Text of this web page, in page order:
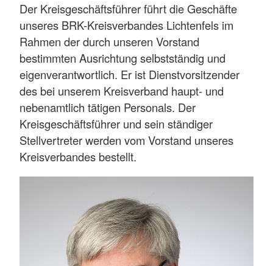
Der Kreisgeschäftsführer führt die Geschäfte
unseres BRK-Kreisverbandes Lichtenfels im
Rahmen der durch unseren Vorstand
bestimmten Ausrichtung selbstständig und
eigenverantwortlich. Er ist Dienstvorsitzender
des bei unserem Kreisverband haupt- und
nebenamtlich tätigen Personals. Der
Kreisgeschäftsführer und sein ständiger
Stellvertreter werden vom Vorstand unseres
Kreisverbandes bestellt.